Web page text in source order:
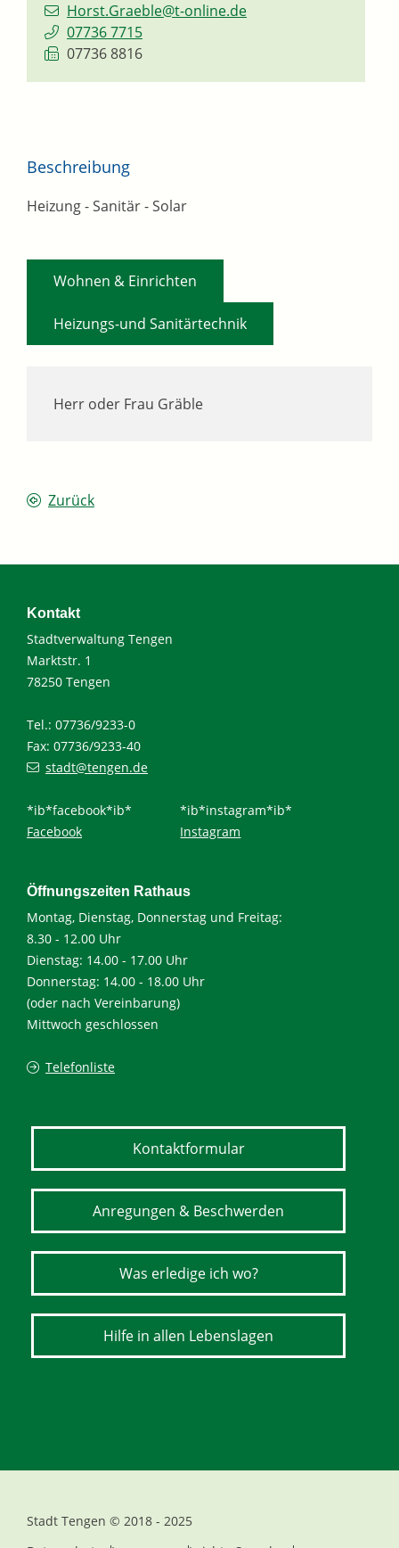
Horst.Graeble@t-online.de
07736 7715
07736 8816
Herr oder Frau Gräble
Beschreibung
Heizung - Sanitär - Solar
Wohnen & Einrichten
Heizungs-und Sanitärtechnik
Zurück
Kontakt
Stadtverwaltung Tengen
Marktstr. 1
78250 Tengen
Tel.: 07736/9233-0
Fax: 07736/9233-40
stadt@tengen.de
*ib*facebook*ib*
Facebook
*ib*instagram*ib*
Instagram
Öffnungszeiten Rathaus
Montag, Dienstag, Donnerstag und Freitag:
8.30 - 12.00 Uhr
Dienstag: 14.00 - 17.00 Uhr
Donnerstag: 14.00 - 18.00 Uhr
(oder nach Vereinbarung)
Mittwoch geschlossen
Telefonliste
Kontaktformular
Anregungen & Beschwerden
Was erledige ich wo?
Hilfe in allen Lebenslagen
Stadt Tengen © 2018 - 2025